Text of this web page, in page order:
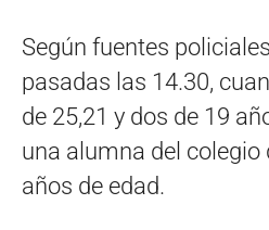
Según fuentes
pasadas las 14.30,
de 25,21 y dos de 19
una alumna del colegio
años de edad.